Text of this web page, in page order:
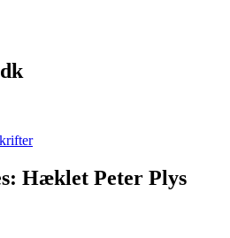
Hæklet Peter Plys